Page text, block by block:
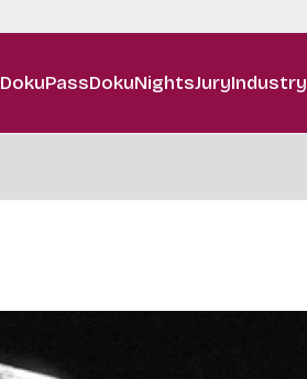
DokuPassDokuNightsJuryIndustry